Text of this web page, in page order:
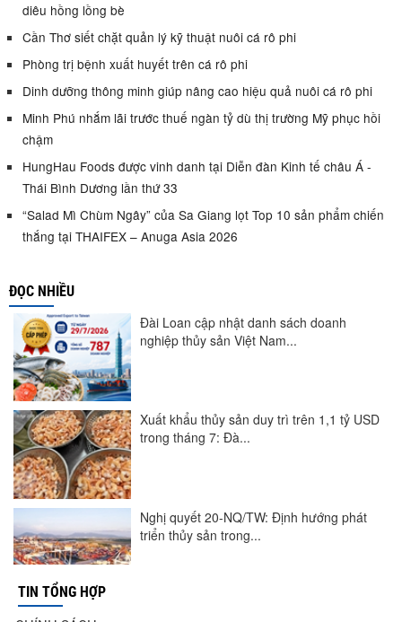
diêu hồng lồng bè
Cần Thơ siết chặt quản lý kỹ thuật nuôi cá rô phi
Phòng trị bệnh xuất huyết trên cá rô phi
Dinh dưỡng thông minh giúp nâng cao hiệu quả nuôi cá rô phi
Minh Phú nhắm lãi trước thuế ngàn tỷ dù thị trường Mỹ phục hồi
chậm
HungHau Foods được vinh danh tại Diễn đàn Kinh tế châu Á -
Thái Bình Dương lần thứ 33
“Salad Mì Chùm Ngây” của Sa Giang lọt Top 10 sản phẩm chiến
thắng tại THAIFEX – Anuga Asia 2026
ĐỌC NHIỀU
Đài Loan cập nhật danh sách doanh
nghiệp thủy sản Việt Nam...
Xuất khẩu thủy sản duy trì trên 1,1 tỷ USD
trong tháng 7: Đà...
Nghị quyết 20-NQ/TW: Định hướng phát
triển thủy sản trong...
TIN TỔNG HỢP